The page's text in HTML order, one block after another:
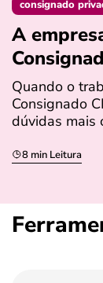
consignado
A
Quando o
Consignado
dúvidas mais
8 min Leitura